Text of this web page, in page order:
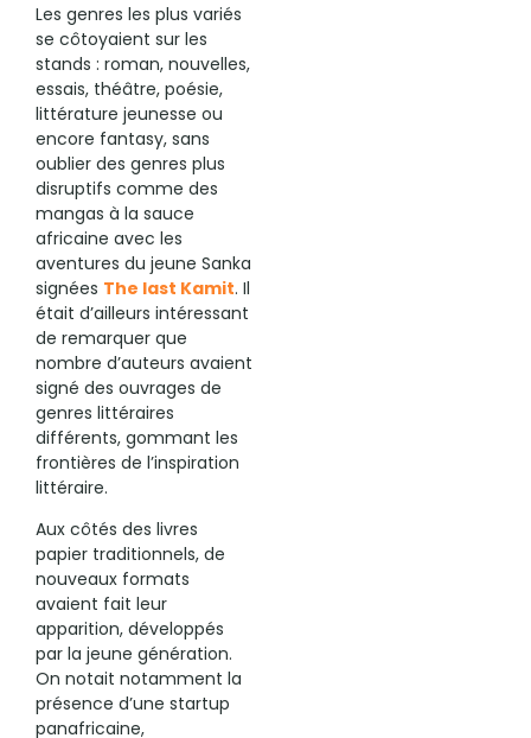
Les genres les plus variés
se côtoyaient sur les
stands : roman, nouvelles,
essais, théâtre, poésie,
littérature jeunesse ou
encore fantasy, sans
oublier des genres plus
disruptifs comme des
mangas à la sauce
africaine avec les
aventures du jeune Sanka
signées The last Kamit. Il
était d’ailleurs intéressant
de remarquer que
nombre d’auteurs avaient
signé des ouvrages de
genres littéraires
différents, gommant les
frontières de l’inspiration
littéraire.
Aux côtés des livres
papier traditionnels, de
nouveaux formats
avaient fait leur
apparition, développés
par la jeune génération.
On notait notamment la
présence d’une startup
panafricaine,